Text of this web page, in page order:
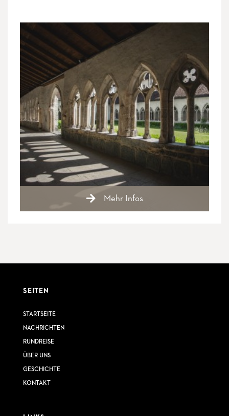
Mehr Infos
SEITEN
STARTSEITE
NACHRICHTEN
RUNDREISE
ÜBER UNS
GESCHICHTE
KONTAKT